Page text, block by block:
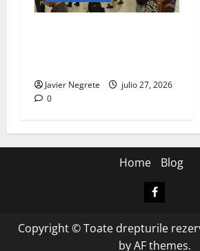
Javier Negrete
julio 27, 2026
0
Home Blog
Facebook
Copyright © Toate drepturile
by AF themes.